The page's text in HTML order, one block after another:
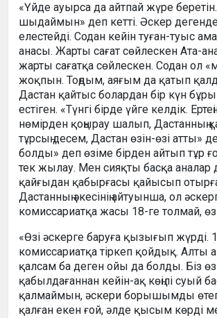
«Үйде ауырса да айтпай жүре беретін.
шыдаймын» деп кетті. Әскер
елестейді. Содан кейін туған-туыс
анасы. Жарты сағат сөйлескен Ата-
жарты сағатқа сөйлескен. Содан ол
жоқпын. Тоңдым, аяғым да қатып
Дастан қайтыс болардан бір күн
естіген. «Түнгі бірде үйге келдік.
нөмірден қоңырау шалып, Дастанның
тұрсың десем, Дастан өзін-өзі атты»
болды» деп өзіме бірден айтып тұр
тек жылау. Мен сияқты басқа
қайғыдан қабырғасы қайысып
Дастанның әкесінің айтуынша, ол
комиссариатқа жасы 18-ге толмай, өз
«Өзі әскерге баруға қызығып жүрді.
комиссариатқа тіркеп қойдық. Алты
қалсам ба деген ойы да болды. Біз
қабылдағаннан кейін-ақ көңілі суый
қалмаймын, әскери борышымды
қалған екен ғой, әлде қысым көрді